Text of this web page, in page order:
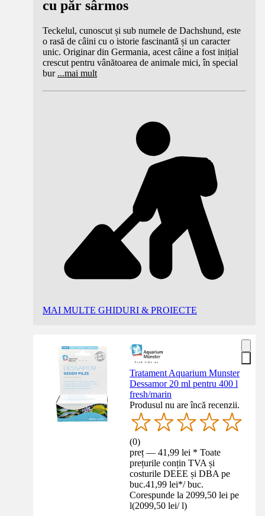
cu păr sârmos
Teckelul, cunoscut și sub numele de Dachshund, este
o rasă de câini cu o istorie fascinantă și un caracter
unic. Originar din Germania, acest câine a fost inițial
crescut pentru vânătoarea de animale mici, în special
bur ...mai mult
MAI MULTE GHIDURI & PROIECTE
Tratament Aquarium Munster
Dessamor 20 ml pentru 400 l
fresh/marin
Produsul nu are încă recenzii.
(0)
preț — 41,99 lei * Toate
prețurile conțin TVA și
costurile DEEE și DBA pe
buc.41,99 lei*/ buc.
Corespunde la 2099,50 lei pe
l(2099,50 lei/ l)